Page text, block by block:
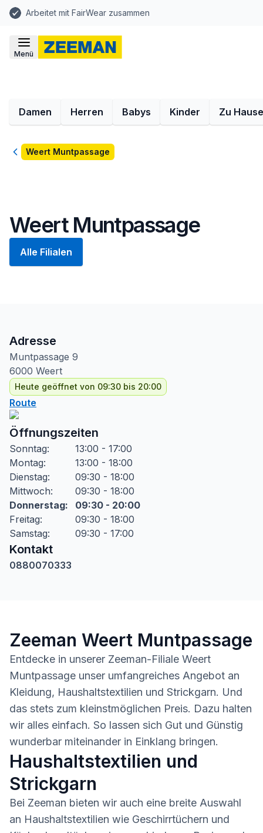
Arbeitet mit FairWear zusammen
Menü
Damen Herren Babys Kinder Zu Hause
ZurückWeert Muntpassage
Weert Muntpassage
Alle Filialen
Adresse
Muntpassage 9
6000 Weert
Heute geöffnet von 09:30 bis 20:00
Route
Öffnungszeiten
Sonntag:
13:00 - 17:00
Montag:
13:00 - 18:00
Dienstag:
09:30 - 18:00
Mittwoch:
09:30 - 18:00
Donnerstag:
09:30 - 20:00
Freitag:
09:30 - 18:00
Samstag: 09:30 - 17:00
Kontakt
0880070333
Zeeman Weert Muntpassage
Entdecke in unserer Zeeman-Filiale Weert
Muntpassage unser umfangreiches Angebot an
Kleidung, Haushaltstextilien und Strickgarn. Und
das stets zum kleinstmöglichen Preis. Dazu halten
wir alles einfach. So lassen sich Gut und Günstig
wunderbar miteinander in Einklang bringen.
Haushaltstextilien und
Strickgarn
Bei Zeeman bieten wir auch eine breite Auswahl
an Haushaltstextilien wie Geschirrtüchern und